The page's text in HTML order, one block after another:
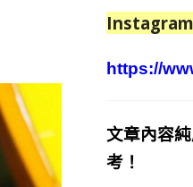
Instagram
https://
文章內容
考！